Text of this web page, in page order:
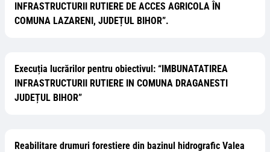
INFRASTRUCTURII RUTIERE DE ACCES AGRICOLA ÎN
COMUNA LAZARENI, JUDEȚUL BIHOR”.
Execuția lucrărilor pentru obiectivul: “IMBUNATATIREA
INFRASTRUCTURII RUTIERE IN COMUNA DRAGANESTI
JUDEȚUL BIHOR”
Reabilitare drumuri forestiere din bazinul hidrografic Valea